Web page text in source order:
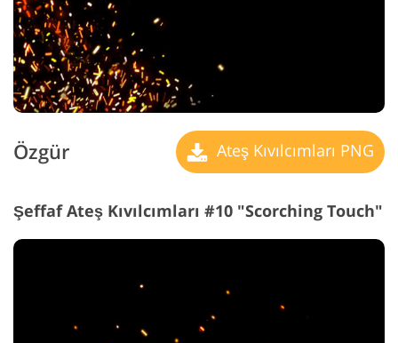
Özgür Ateş Kıvılcımları PNG
Şeffaf Ateş Kıvılcımları #10 "Scorching Touch"